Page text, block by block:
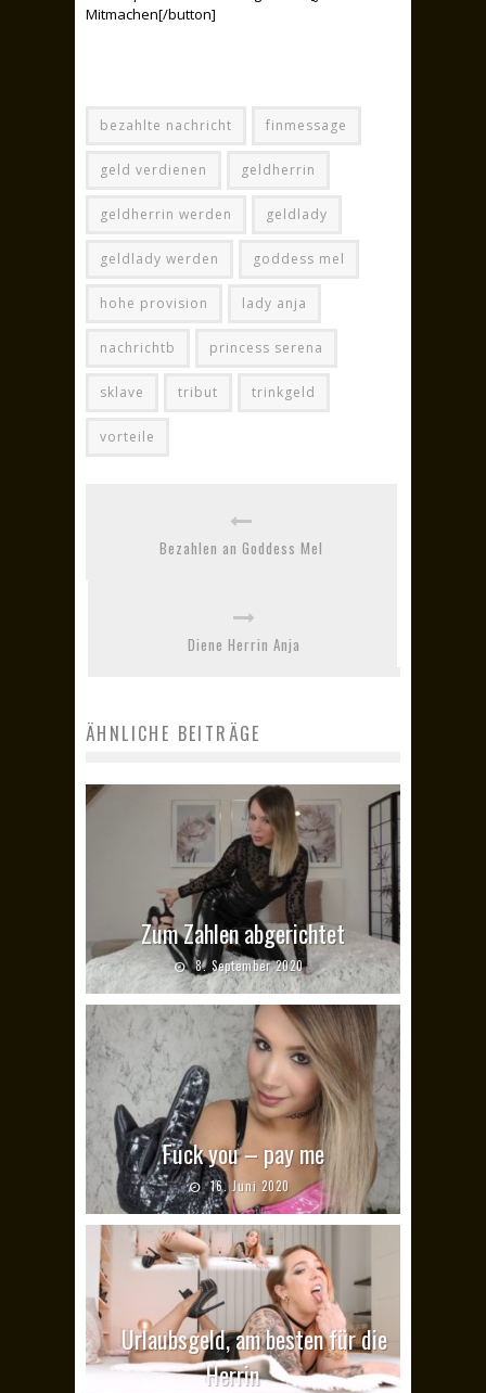
Mitmachen[/button]
bezahlte nachricht finmessage
geld verdienen geldherrin
geldherrin werden geldlady
geldlady werden goddess mel
hohe provision lady anja
nachrichtb princess serena
sklave tribut trinkgeld
vorteile
Bezahlen an Goddess Mel
Diene Herrin Anja
ÄHNLICHE BEITRÄGE
Zum Zahlen abgerichtet
8. September 2020
Fuck you – pay me
16. Juni 2020
Urlaubsgeld, am besten für die
Herrin